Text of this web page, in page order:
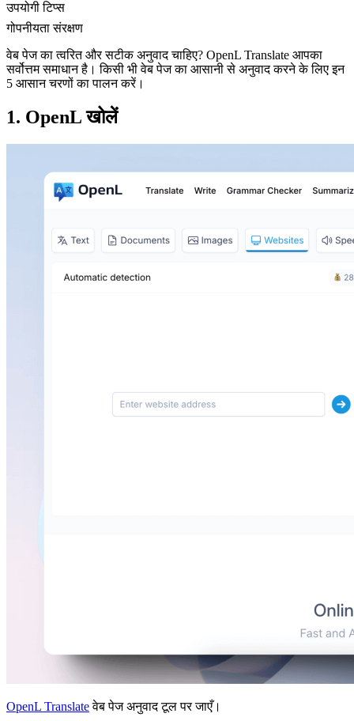
उपयोगी टिप्स
गोपनीयता संरक्षण
वेब पेज का त्वरित और सटीक अनुवाद चाहिए? OpenL Translate आपका
सर्वोत्तम समाधान है। किसी भी वेब पेज का आसानी से अनुवाद करने के लिए इन
5 आसान चरणों का पालन करें।
1. OpenL खोलें
OpenL Translateवेब पेज अनुवाद टूल पर जाएँ।